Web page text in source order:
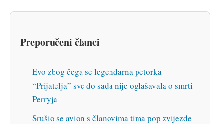
Preporučeni članci
Evo zbog čega se legendarna petorka
“Prijatelja” sve do sada nije oglašavala o smrti
Perryja
Srušio se avion s članovima tima pop zvijezde